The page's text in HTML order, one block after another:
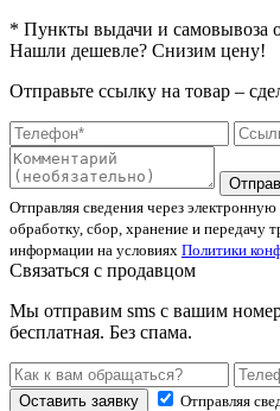
* Пункты выдачи и самовывоза
Нашли дешевле? Снизим цену!
Отправьте ссылку на товар –
Отправляя сведения через
обработку, сбор, хранение и передачу
информации на условиях Политики
Связаться с продавцом
Мы отправим sms с вашим
бесплатная. Без спама.
Оставить заявку
Отправляя